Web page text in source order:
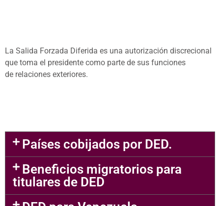
La Salida Forzada Diferida es una autorización discrecional
que toma el presidente como parte de sus funciones
de relaciones exteriores.
Países cobijados por DED.
Beneficios migratorios para
titulares de DED